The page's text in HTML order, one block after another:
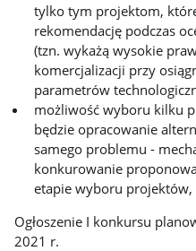
tylko tym projektom,
rekomendację podczas
(tzn. wykażą wysokie
komercjalizacji przy
parametrów
możliwość wyboru kilku
będzie opracowanie
samego problemu -
konkurowanie
etapie wyboru projektów,
Ogłoszenie I konkursu
2021 r.